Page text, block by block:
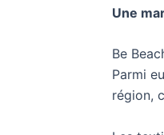
Une
Be
Parmi
région,